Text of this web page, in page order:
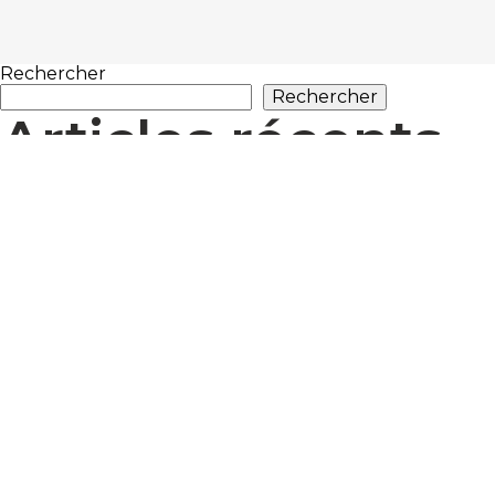
Rechercher
Rechercher
Articles récents